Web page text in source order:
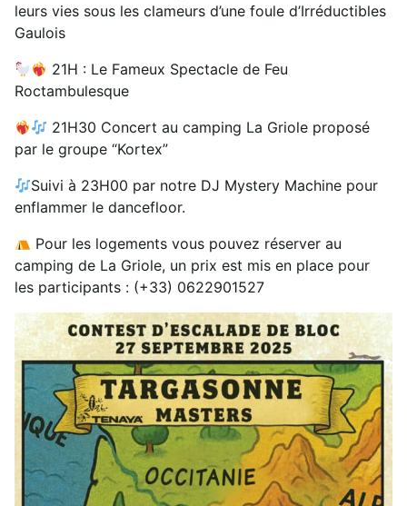
leurs vies sous les clameurs d’une foule d’Irréductibles
Gaulois
21H : Le Fameux Spectacle de Feu
Roctambulesque
21H30 Concert au camping La Griole proposé
par le groupe “Kortex”
Suivi à 23H00 par notre DJ Mystery Machine pour
enflammer le dancefloor.
Pour les logements vous pouvez réserver au
camping de La Griole, un prix est mis en place pour
les participants : (+33) 0622901527